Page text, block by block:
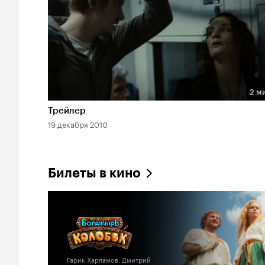
Длительность 2 мин
2
Трейлер
19 декабря 2010
Билеты в кино
Гарик Харламов, Дмитрий